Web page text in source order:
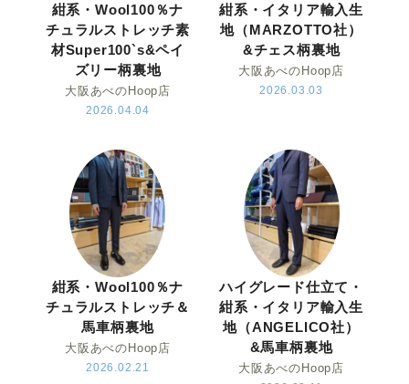
紺系・Wool100％ナ
チュラルストレッチ素
材Super100`s&ペイ
ズリー柄裏地
大阪あべのHoop店
2026.04.04
紺系・イタリア輸入生
地（MARZOTTO社）
&チェス柄裏地
大阪あべのHoop店
2026.03.03
紺系・Wool100％ナ
チュラルストレッチ＆
馬車柄裏地
大阪あべのHoop店
2026.02.21
ハイグレード仕立て・
紺系・イタリア輸入生
地（ANGELICO社）
&馬車柄裏地
大阪あべのHoop店